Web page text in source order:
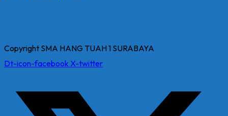
Copyright SMA HANG TUAH 1 SURABAYA
Dt-icon-facebook X-twitter